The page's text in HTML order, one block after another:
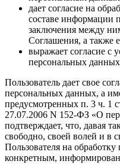
дает согласие на
составе информации
заключения между
Соглашения, а также
выражает согласие с
персональных
Пользователь дает свое
персональных данных, а
предусмотренных п. 3 ч. 1
27.07.2006 N 152-ФЗ «О
подтверждает, что, давая
свободно, своей волей и в
Пользователя на
конкретным,